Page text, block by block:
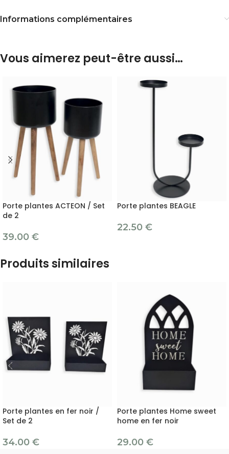
Informations complémentaires
Vous aimerez peut-être aussi…
Porte plantes ACTEON / Set
de 2
39.00 €
Porte plantes BEAGLE
22.50 €
Produits similaires
Porte plantes en fer noir /
Set de 2
34.00 €
Porte plantes Home sweet
home en fer noir
29.00 €